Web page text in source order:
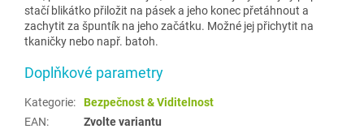
stačí blikátko přiložit na pásek a jeho konec přetáhnout a
zachytit za špuntík na jeho začátku. Možné jej přichytit na
tkaničky nebo např. batoh.
Doplňkové parametry
Kategorie:
Bezpečnost & Viditelnost
EAN: Zvolte variantu